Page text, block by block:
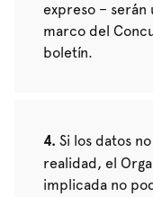
expreso –
marco del
boletín.
Si los datos
realidad, el
implicada no